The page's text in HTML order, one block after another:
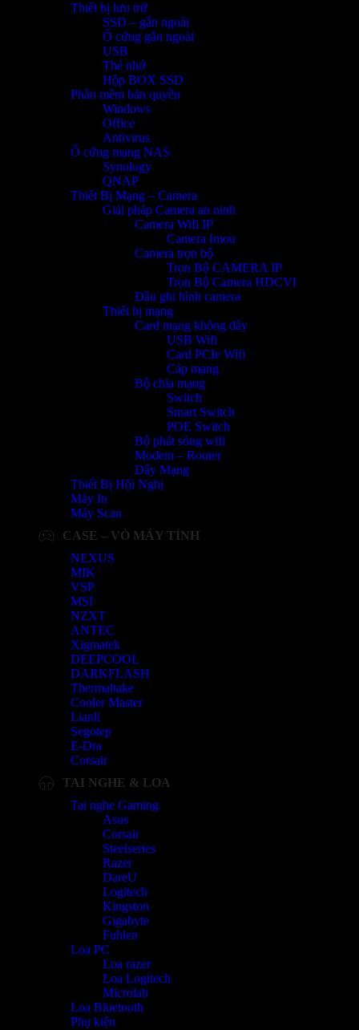
Thiết bị lưu trữ
SSD – gắn ngoài
Ổ cứng gắn ngoài
USB
Thẻ nhớ
Hộp BOX SSD
Phần mềm bản quyền
Windows
Office
Antivirus
Ổ cứng mạng NAS
Synology
QNAP
Thiết Bị Mạng – Camera
Giải pháp Camera an ninh
Camera Wifi IP
Camera Imou
Camera trọn bộ
Trọn Bộ CAMERA IP
Trọn Bộ Camera HDCVI
Đầu ghi hình camera
Thiết bị mạng
Card mạng không dây
USB Wifi
Card PCIe Wifi
Cáp mạng
Bộ chia mạng
Switch
Smart Switch
POE Switch
Bộ phát sóng wifi
Modem – Router
Dây Mạng
Thiết Bị Hội Nghị
Máy In
Máy Scan
CASE – VỎ MÁY TÍNH
NEXUS
MIK
VSP
MSI
NZXT
ANTEC
Xigmatek
DEEPCOOL
DARKFLASH
Thermaltake
Cooler Master
Lianli
Segotep
E-Dra
Corsair
TAI NGHE & LOA
Tai nghe Gaming
Asus
Corsair
Steelseries
Razer
DareU
Logitech
Kingston
Gigabyte
Fuhlen
Loa PC
Loa razer
Loa Logitech
Microlab
Loa Bluetooth
Phụ kiện